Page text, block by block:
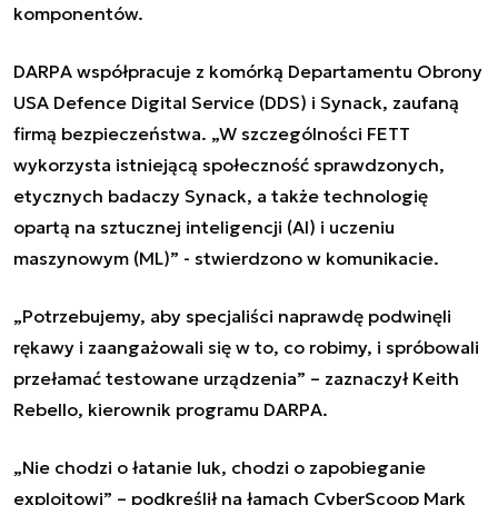
komponentów.
DARPA współpracuje z komórką Departamentu Obrony
USA Defence Digital Service (DDS) i Synack, zaufaną
firmą bezpieczeństwa. „W szczególności FETT
wykorzysta istniejącą społeczność sprawdzonych,
etycznych badaczy Synack, a także technologię
opartą na sztucznej inteligencji (AI) i uczeniu
maszynowym (ML)” - stwierdzono w komunikacie.
„Potrzebujemy, aby specjaliści naprawdę podwinęli
rękawy i zaangażowali się w to, co robimy, i spróbowali
przełamać testowane urządzenia” – zaznaczył Keith
Rebello, kierownik programu DARPA.
„Nie chodzi o łatanie luk, chodzi o zapobieganie
exploitowi” – podkreślił na łamach CyberScoop Mark